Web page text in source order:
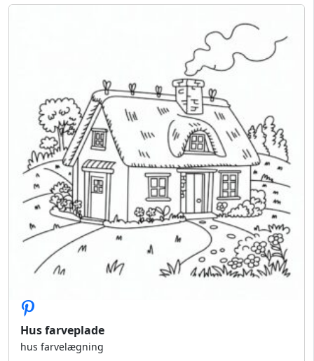
Hus farveplade
hus farvelægning